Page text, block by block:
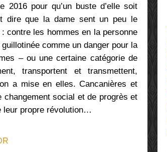
2016 pour qu’un buste d’elle soit
dire que la dame sent un peu le
contre les hommes en la personne
comme un danger pour la
– ou une certaine catégorie de
transportent et transmettent,
a mise en elles. Cancanières et
social et de progrès et
leur propre révolution…